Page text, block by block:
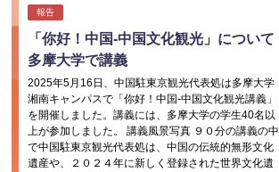
報告
「你好！中国-中国文化観光」について
多摩大学で講義
2025年5月16日、中国駐東京観光代表処は多摩大学
湘南キャンパスで「你好！中国-中国文化観光講義」
を開催しました。講義には、多摩大学の学生40名以
上が参加しました。 講義風景写真 ９０分の講義の中
で中国駐東京観光代表処は、中国の伝統的無形文化
遺産や、２０２４年に新しく登録された世界文化遺